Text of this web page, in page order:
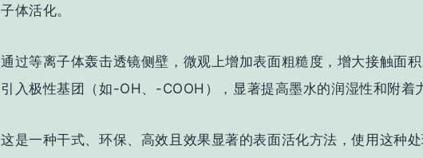
子体活化。
通过等离子体轰击透镜侧壁，微观上增加表面粗糙度，增大接触面
引入极性基团（如-OH、-COOH），显著提高墨水的润湿性和附着
这是一种干式、环保、高效且效果显著的表面活化方法，使用这种